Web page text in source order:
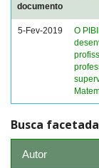
documento
5-Fev-2019
O
Busca facetada
Autor